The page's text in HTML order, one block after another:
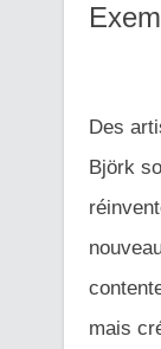
Des
Björk
mais